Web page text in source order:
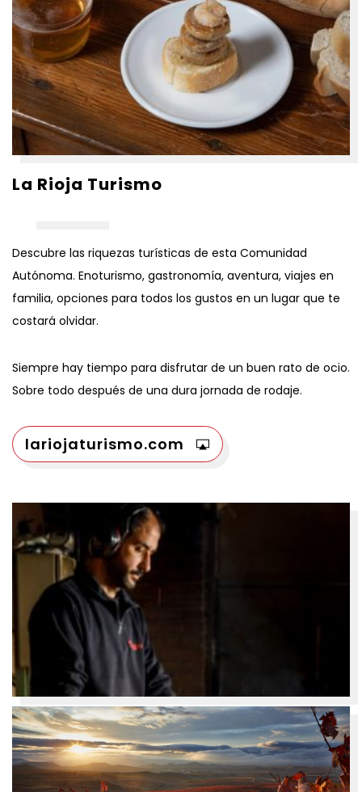
La Rioja Turismo
Descubre las riquezas turísticas de esta Comunidad
Autónoma. Enoturismo, gastronomía, aventura, viajes en
familia, opciones para todos los gustos en un lugar que te
costará olvidar.
Siempre hay tiempo para disfrutar de un buen rato de ocio.
Sobre todo después de una dura jornada de rodaje.
lariojaturismo.com